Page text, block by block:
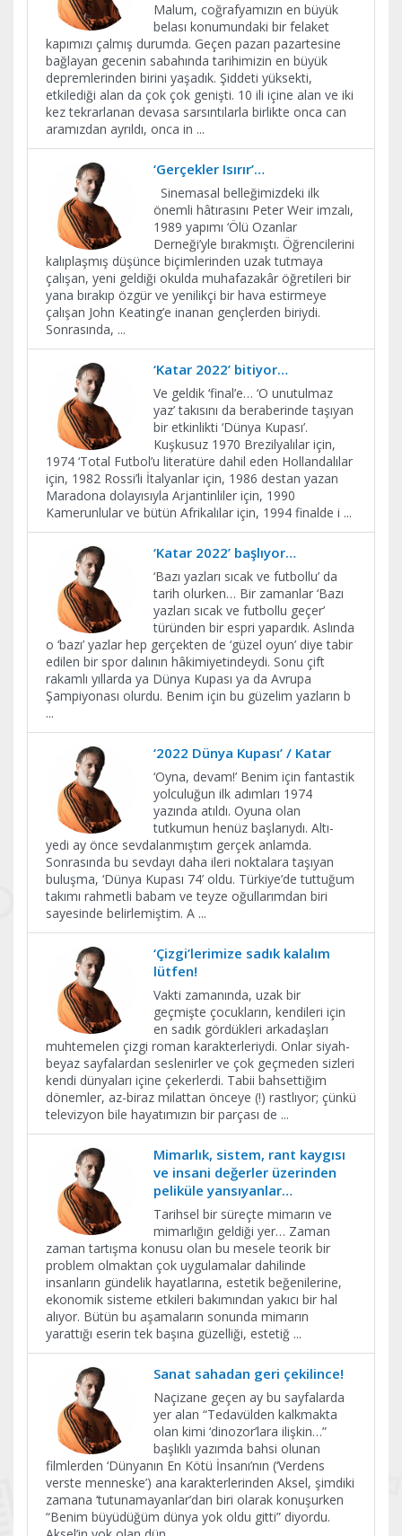
Malum, coğrafyamızın en büyük
belası konumundaki bir felaket
kapımızı çalmış durumda. Geçen pazarı pazartesine
bağlayan gecenin sabahında tarihimizin en büyük
depremlerinden birini yaşadık. Şiddeti yüksekti,
etkilediği alan da çok çok genişti. 10 ili içine alan ve iki
kez tekrarlanan devasa sarsıntılarla birlikte onca can
aramızdan ayrıldı, onca in ...
‘Gerçekler Isırır’…
Sinemasal belleğimizdeki ilk
önemli hâtırasını Peter Weir imzalı,
1989 yapımı ‘Ölü Ozanlar
Derneği’yle bırakmıştı. Öğrencilerini
kalıplaşmış düşünce biçimlerinden uzak tutmaya
çalışan, yeni geldiği okulda muhafazakâr öğretileri bir
yana bırakıp özgür ve yenilikçi bir hava estirmeye
çalışan John Keating’e inanan gençlerden biriydi.
Sonrasında, ...
‘Katar 2022’ bitiyor…
Ve geldik ‘final’e… ‘O unutulmaz
yaz’ takısını da beraberinde taşıyan
bir etkinlikti ‘Dünya Kupası’.
Kuşkusuz 1970 Brezilyalılar için,
1974 ‘Total Futbol’u literatüre dahil eden Hollandalılar
için, 1982 Rossi’li İtalyanlar için, 1986 destan yazan
Maradona dolayısıyla Arjantinliler için, 1990
Kamerunlular ve bütün Afrikalılar için, 1994 finalde i ...
‘Katar 2022’ başlıyor…
‘Bazı yazları sıcak ve futbollu’ da
tarih olurken… Bir zamanlar ‘Bazı
yazları sıcak ve futbollu geçer’
türünden bir espri yapardık. Aslında
o ‘bazı’ yazlar hep gerçekten de ‘güzel oyun’ diye tabir
edilen bir spor dalının hâkimiyetindeydi. Sonu çift
rakamlı yıllarda ya Dünya Kupası ya da Avrupa
Şampiyonası olurdu. Benim için bu güzelim yazların b
...
‘2022 Dünya Kupası’ / Katar
‘Oyna, devam!’ Benim için fantastik
yolculuğun ilk adımları 1974
yazında atıldı. Oyuna olan
tutkumun henüz başlarıydı. Altı-
yedi ay önce sevdalanmıştım gerçek anlamda.
Sonrasında bu sevdayı daha ileri noktalara taşıyan
buluşma, ‘Dünya Kupası 74’ oldu. Türkiye’de tuttuğum
takımı rahmetli babam ve teyze oğullarımdan biri
sayesinde belirlemiştim. A ...
‘Çizgi’lerimize sadık kalalım
lütfen!
Vakti zamanında, uzak bir
geçmişte çocukların, kendileri için
en sadık gördükleri arkadaşları
muhtemelen çizgi roman karakterleriydi. Onlar siyah-
beyaz sayfalardan seslenirler ve çok geçmeden sizleri
kendi dünyaları içine çekerlerdi. Tabii bahsettiğim
dönemler, az-biraz milattan önceye (!) rastlıyor; çünkü
televizyon bile hayatımızın bir parçası de ...
Mimarlık, sistem, rant kaygısı
ve insani değerler üzerinden
peliküle yansıyanlar…
Tarihsel bir süreçte mimarın ve
mimarlığın geldiği yer… Zaman
zaman tartışma konusu olan bu mesele teorik bir
problem olmaktan çok uygulamalar dahilinde
insanların gündelik hayatlarına, estetik beğenilerine,
ekonomik sisteme etkileri bakımından yakıcı bir hal
alıyor. Bütün bu aşamaların sonunda mimarın
yarattığı eserin tek başına güzelliği, estetiğ ...
Sanat sahadan geri çekilince!
Naçizane geçen ay bu sayfalarda
yer alan “Tedavülden kalkmakta
olan kimi ‘dinozor’lara ilişkin…”
başlıklı yazımda bahsi olunan
filmlerden ‘Dünyanın En Kötü İnsanı’nın (‘Verdens
verste menneske’) ana karakterlerinden Aksel, şimdiki
zamana ‘tutunamayanlar’dan biri olarak konuşurken
“Benim büyüdüğüm dünya yok oldu gitti” diyordu.